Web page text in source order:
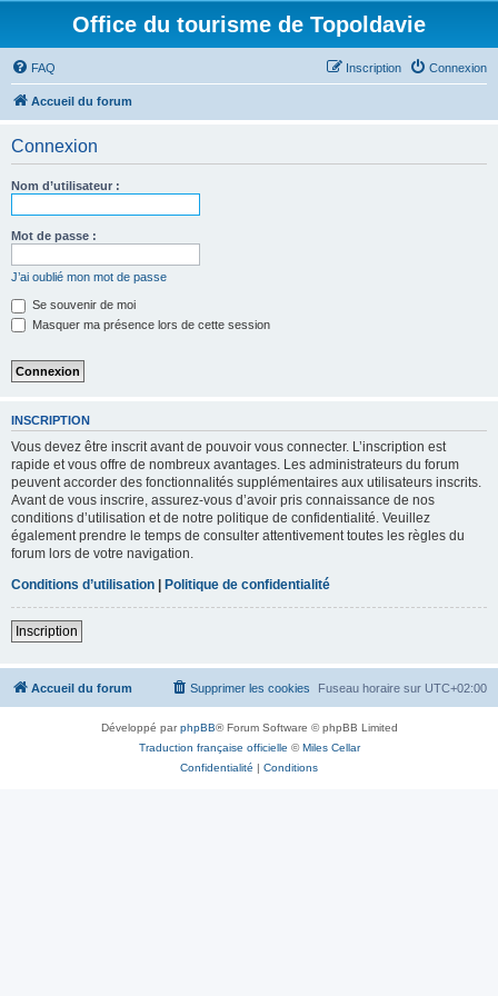
Office du tourisme de Topoldavie
FAQ Connexion
Inscription
Accueil du forum
Connexion
Nom d’utilisateur :
Mot de passe :
J’ai oublié mon mot de passe
Se souvenir de moi
Masquer ma présence lors de cette session
INSCRIPTION
Vous devez être inscrit avant de pouvoir vous connecter. L’inscription est
rapide et vous offre de nombreux avantages. Les administrateurs du forum
peuvent accorder des fonctionnalités supplémentaires aux utilisateurs inscrits.
Avant de vous inscrire, assurez-vous d’avoir pris connaissance de nos
conditions d’utilisation et de notre politique de confidentialité. Veuillez
également prendre le temps de consulter attentivement toutes les règles du
forum lors de votre navigation.
Conditions d’utilisation | Politique de confidentialité
Inscription
Accueil du forum Fuseau horaire sur UTC+02:00
Supprimer les cookies
Développé parphpBB® Forum Software © phpBB Limited
Traduction française officielle ©Miles Cellar
Confidentialité | Conditions